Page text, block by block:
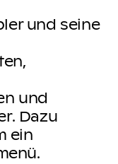
und seine
und
Dazu
ein